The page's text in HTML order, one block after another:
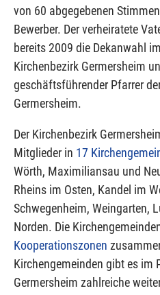
von 60 abgegebenen
Bewerber. Der verheiratete
bereits 2009 die Dekanwahl
Kirchenbezirk Germersheim
geschäftsführender Pfarrer
Germersheim.
Der Kirchenbezirk
Mitglieder in 17
Wörth, Maximiliansau und
Rheins im Osten, Kandel im
Schwegenheim, Weingarten,
Norden. Die
Kooperationszonen
Kirchengemeinden gibt es im
Germersheim zahlreiche